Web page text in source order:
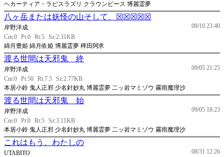
ヘカーティア・ラピスラズリ クラウンピース 博麗霊夢
八ヶ岳または妖怪の山そして、☒☒☒☒☒
09/10 23:40
岸野洋成
Cm:0 Pt:0 Rt:5 Sz:2.31KB
綿月豊姫 綿月依姫 博麗霊夢 稗田阿求
渡る世間は天邪鬼 終
09/05 21:25
岸野洋成
Cm:0 Pt:50 Rt:7.5 Sz:2.77KB
本居小鈴 鬼人正邪 少名針妙丸 博麗霊夢 二ッ岩マミゾウ 霧雨魔理沙
渡る世間は天邪鬼 始
09/05 18:23
岸野洋成
Cm:0 Pt:0 Rt:5 Sz:3.11KB
本居小鈴 鬼人正邪 少名針妙丸 博麗霊夢 二ッ岩マミゾウ 霧雨魔理沙
これはもう、わたしの
08/31 12:26
UTABITO